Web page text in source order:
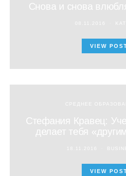
Снова и снова
VIEW
СРЕДНЕЕ
Стефания Кравец:
делает тебя
VIEW